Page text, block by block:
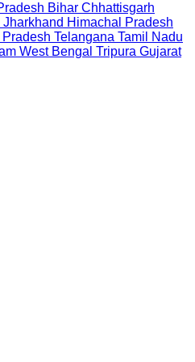
Bihar Chhattisgarh
Jharkhand Himachal Pradesh
Telangana Tamil Nadu
West Bengal Tripura Gujarat